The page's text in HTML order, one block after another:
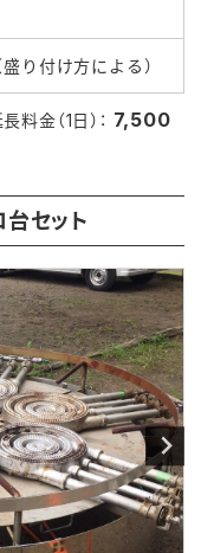
り付け方による）
料金（1日）： 7,500
台セット